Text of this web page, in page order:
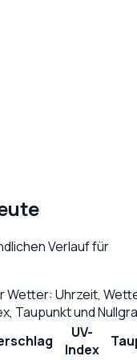
Verlauf für
Wetter: Uhrzeit,
Taupunkt und
UV-
Index